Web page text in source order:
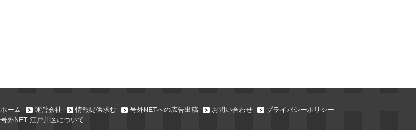
ホーム 運営会社 情報提供求む 号外NETへの広告出稿 お問い合わせ
プライバシーポリシー
号外NET 江戸川区について